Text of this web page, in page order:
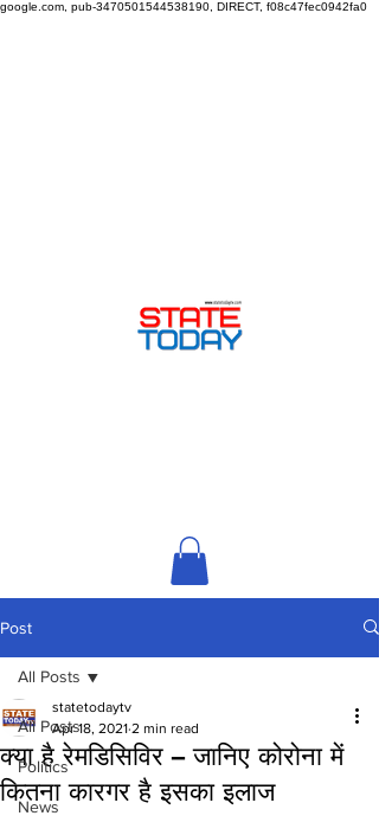
google.com, pub-3470501544538190, DIRECT, f08c47fec0942fa0
Post
All Posts
Politics
News
All Posts
क्या है रेमडिसिविर – जानिए कोरोना में
कितना कारगर है इसका इलाज
statetodaytv
Apr 18, 2021 2 min read